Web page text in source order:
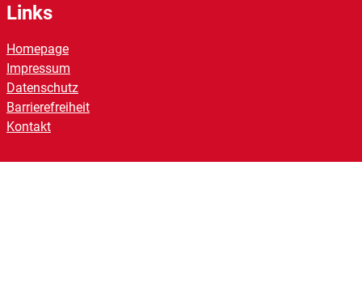
Links
Homepage
Impressum
Datenschutz
Barrierefreiheit
Kontakt